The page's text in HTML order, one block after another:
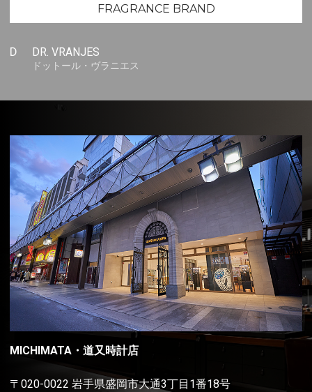
FRAGRANCE BRAND
D DR. VRANJES
ドットール・ヴラニエス
MICHIMATA・道又時計店
〒020-0022 岩手県盛岡市大通3丁目1番18号